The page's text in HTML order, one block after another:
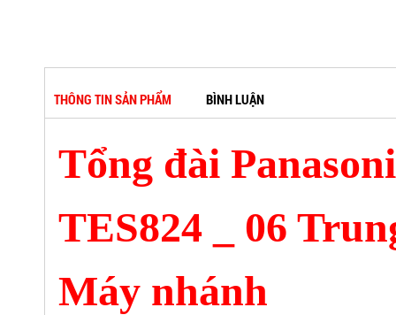
THÔNG TIN SẢN PHẨM BÌNH LUẬN
Tổng đài
TES824 _ 06
Máy nhánh